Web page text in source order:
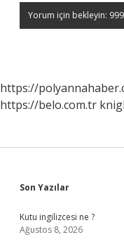
https://
https://belo.com.tr
Sidebar
Son Yazılar
Kutu ingilizcesi ne ?
Ağustos 8, 2026